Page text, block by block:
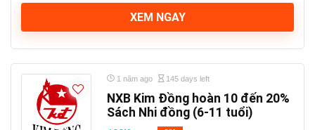
XEM NGAY
1 năm ago 145 days left
NXB Kim Đồng hoàn 10 đến 20%
Sách Nhi đồng (6-11 tuổi)